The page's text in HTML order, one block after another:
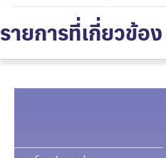
รายการที่เกี่ยวข้อง